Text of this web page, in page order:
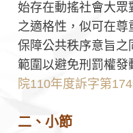
始存在動搖社會大
之適格性，似可在
保障公共秩序意旨之
範圍以避免刑罰權發
院110年度訴字第
二、小節